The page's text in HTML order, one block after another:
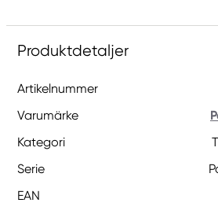
Produktdetaljer
Artikelnummer
Varumärke
Kategori
Serie
EAN